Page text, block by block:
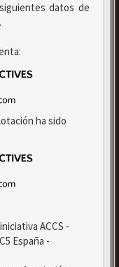
datos de
ha sido
ACCS -
España -